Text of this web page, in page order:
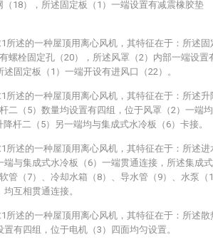
（18），所述固定板（1）一端设置有减震橡胶垫
所述的一种屋顶用离心风机，其特征在于：所述固
有螺栓固定孔（20），所述风罩（2）内部一端设置
固定板（1）一端开设有进风口（22）。
所述的一种屋顶用离心风机，其特征在于：所述升
二（5）数量均设置有四组，位于风罩（2）一端
杆二（5）另一端均与集成式水冷板（6）卡接。
所述的一种屋顶用离心风机，其特征在于：所述进
端与集成式水冷板（6）一端贯通连接，所述集成
管（7）、冷却水箱（8）、导水管（9）、水泵（
互相贯通连接。
所述的一种屋顶用离心风机，其特征在于：所述散
有四组，位于电机（3）四面均匀设置。